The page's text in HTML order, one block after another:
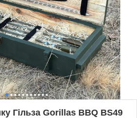
Гільза Gorillas BBQ BS49